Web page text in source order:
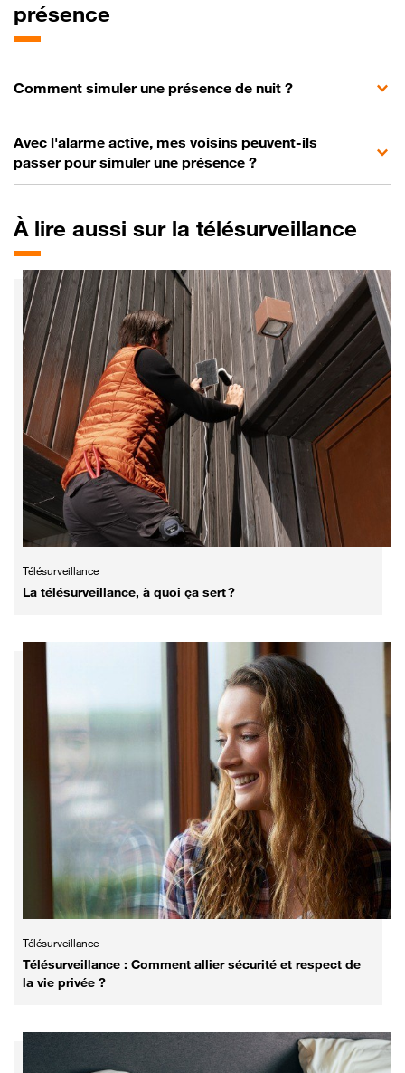
présence
Comment simuler une présence de nuit ?
Avec l'alarme active, mes voisins peuvent-ils
passer pour simuler une présence ?
Àlire aussi sur la télésurveillance
Télésurveillance
La télésurveillance, à quoi ça sert ?
Télésurveillance
Télésurveillance : Comment allier sécurité et respect de
la vie privée ?